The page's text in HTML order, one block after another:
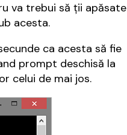
va trebui să ții apăsate
acesta.
ca acesta să fie
prompt deschisă la
celui de mai jos.